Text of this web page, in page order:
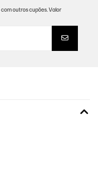
outros cupões. Valor